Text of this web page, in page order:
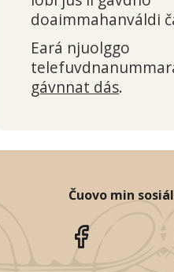
doaimmahanváldi
Eará njuolggo
gávnnat dás.
Čuovo min